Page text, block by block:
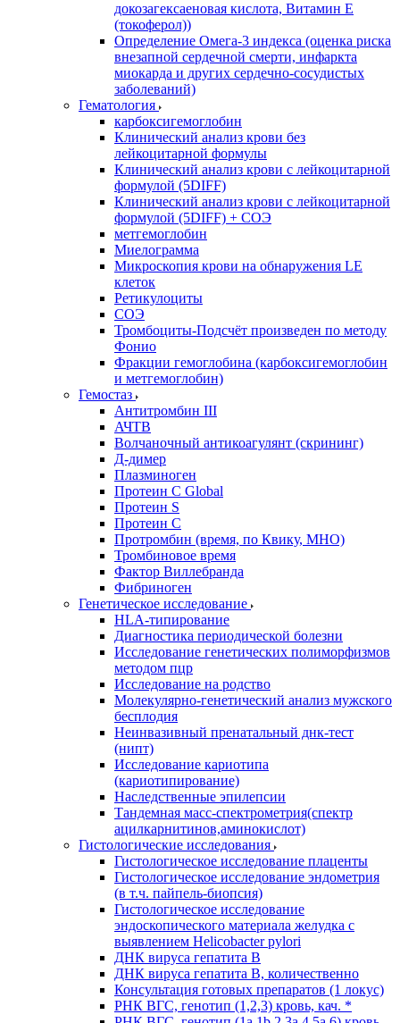
докозагексаеновая кислота, Витамин E
(токоферол))
Определение Омега-3 индекса (оценка риска
внезапной сердечной смерти, инфаркта
миокарда и других сердечно-сосудистых
заболеваний)
Гематология
карбоксигемоглобин
Клинический анализ крови без
лейкоцитарной формулы
Клинический анализ крови с лейкоцитарной
формулой (5DIFF)
Клинический анализ крови с лейкоцитарной
формулой (5DIFF) + СОЭ
метгемоглобин
Миелограмма
Микроскопия крови на обнаружения LE
клеток
Ретикулоциты
СОЭ
Тромбоциты-Подсчёт произведен по методу
Фонио
Фракции гемоглобина (карбоксигемоглобин
и метгемоглобин)
Гемостаз
Антитромбин III
АЧТВ
Волчаночный антикоагулянт (скрининг)
Д-димер
Плазминоген
Протеин C Global
Протеин S
Протеин С
Протромбин (время, по Квику, МНО)
Тромбиновое время
Фактор Виллебранда
Фибриноген
Генетическое исследование
HLA-типирование
Диагностика периодической болезни
Исследование генетических полиморфизмов
методом пцр
Исследование на родство
Молекулярно-генетический анализ мужского
бесплодия
Неинвазивный пренатальный днк-тест
(нипт)
Исследование кариотипа
(кариотипирование)
Наследственные эпилепсии
Тандемная масс-спектрометрия(спектр
ацилкарнитинов,аминокислот)
Гистологические исследования
Гистологическое исследование плаценты
Гистологическое исследование эндометрия
(в т.ч. пайпель-биопсия)
Гистологическое исследование
эндоскопического материала желудка с
выявлением Helicobacter pylori
ДНК вируса гепатита B
ДНК вируса гепатита B, количественно
Консультация готовых препаратов (1 локус)
РНК ВГC, генотип (1,2,3) кровь, кач. *